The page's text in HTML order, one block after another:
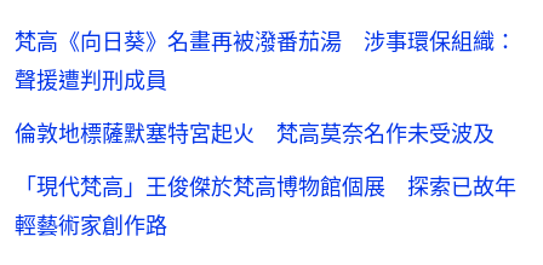
梵高《向日葵》名畫再被潑番茄湯 涉事環保組織：
聲援遭判刑成員
倫敦地標薩默塞特宮起火 梵高莫奈名作未受波及
「現代梵高」王俊傑於梵高博物館個展 探索已故年
輕藝術家創作路